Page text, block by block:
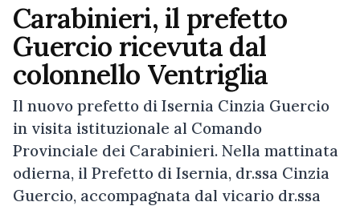
Carabinieri, il prefetto
Guercio ricevuta dal
colonnello Ventriglia
Il nuovo prefetto di Isernia Cinzia Guercio
in visita istituzionale al Comando
Provinciale dei Carabinieri. Nella mattinata
odierna, il Prefetto di Isernia, dr.ssa Cinzia
Guercio, accompagnata dal vicario dr.ssa